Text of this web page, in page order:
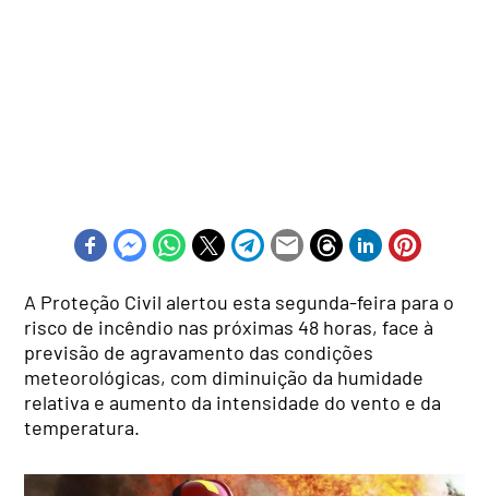
A Proteção Civil alertou esta segunda-feira para o
risco de incêndio nas próximas 48 horas, face à
previsão de agravamento das condições
meteorológicas, com diminuição da humidade
relativa e aumento da intensidade do vento e da
temperatura.